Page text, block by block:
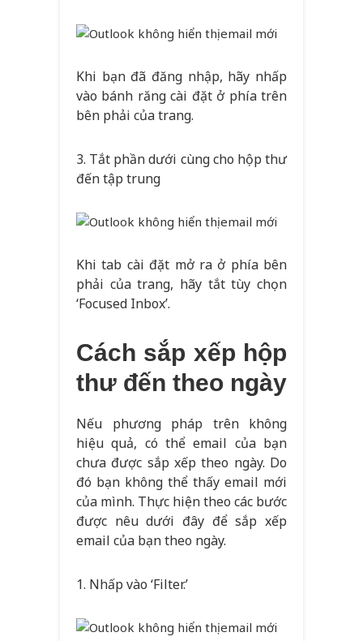
Khi bạn đã đăng nhập, hãy nhấp
vào bánh răng cài đặt ở phía trên
bên phải của trang.
3. Tắt phần dưới cùng cho hộp thư
đến tập trung
Khi tab cài đặt mở ra ở phía bên
phải của trang, hãy tắt tùy chọn
‘Focused Inbox’.
Cách sắp xếp hộp
thư đến theo ngày
Nếu phương pháp trên không
hiệu quả, có thể email của bạn
chưa được sắp xếp theo ngày. Do
đó bạn không thể thấy email mới
của mình. Thực hiện theo các bước
được nêu dưới đây để sắp xếp
email của bạn theo ngày.
1. Nhấp vào ‘Filter.’